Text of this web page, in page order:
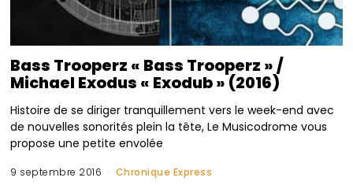
Bass Trooperz « Bass Trooperz » /
Michael Exodus « Exodub » (2016)
Histoire de se diriger tranquillement vers le week-end avec
de nouvelles sonorités plein la tête, Le Musicodrome vous
propose une petite envolée
9 septembre 2016 Chronique Express